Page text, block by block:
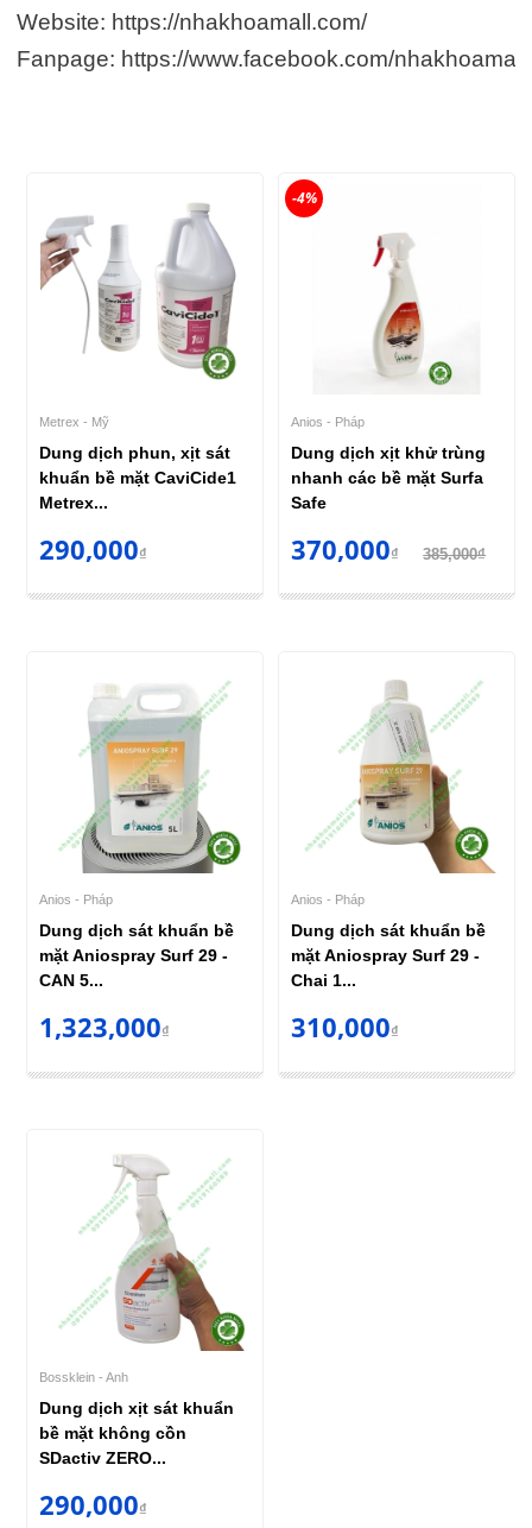
Website: https://nhakhoamall.com/
Fanpage: https://www.facebook.com/nhakhoamall
Metrex - Mỹ
Dung dịch phun, xịt sát
khuẩn bề mặt CaviCide1
Metrex...
290,000₫
Anios - Pháp
Dung dịch xịt khử trùng
nhanh các bề mặt Surfa
Safe
370,000₫385,000₫
-4%
Anios - Pháp
Dung dịch sát khuẩn bề
mặt Aniospray Surf 29 -
CAN 5...
1,323,000₫
Anios - Pháp
Dung dịch sát khuẩn bề
mặt Aniospray Surf 29 -
Chai 1...
310,000₫
Bossklein - Anh
Dung dịch xịt sát khuẩn
bề mặt không cồn
SDactiv ZERO...
290,000₫